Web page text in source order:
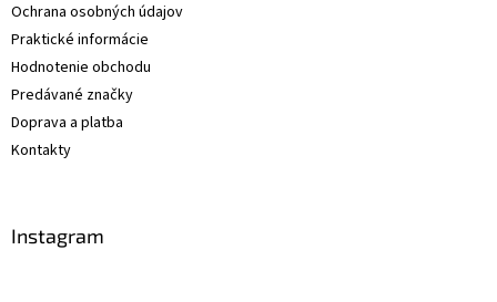
Ochrana osobných údajov
Praktické informácie
Hodnotenie obchodu
Predávané značky
Doprava a platba
Kontakty
Instagram